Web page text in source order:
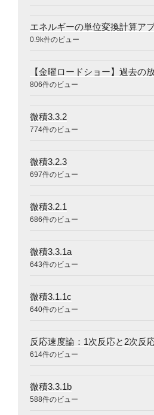
エネルギーの単位変換計算ア
0.9k件のビュー
【金曜ロードショー】過去の
806件のビュー
微積3.3.2
774件のビュー
微積3.2.3
697件のビュー
微積3.2.1
686件のビュー
微積3.3.1a
643件のビュー
微積3.1.1c
640件のビュー
反応速度論：1次反応と2次反
614件のビュー
微積3.3.1b
588件のビュー